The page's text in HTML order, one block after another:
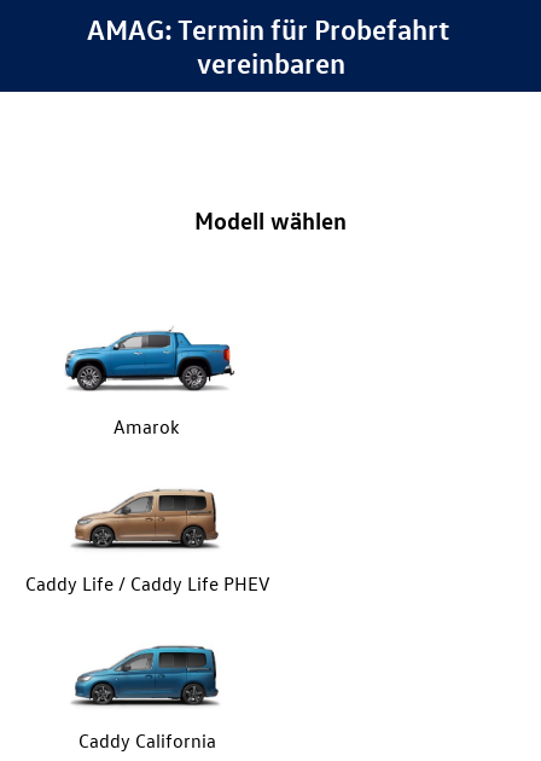
AMAG: Termin für Probefahrt
vereinbaren
Modell wählen
Amarok
Caddy Life / Caddy Life PHEV
Caddy California